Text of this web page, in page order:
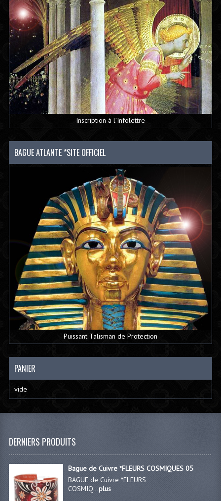
Inscription à l’Infolettre
BAGUE ATLANTE *SITE OFFICIEL
Puissant Talisman de Protection
PANIER
vide
DERNIERS PRODUITS
Bague de Cuivre *FLEURS COSMIQUES 05
BAGUE de Cuivre *FLEURS
COSMIQ...plus